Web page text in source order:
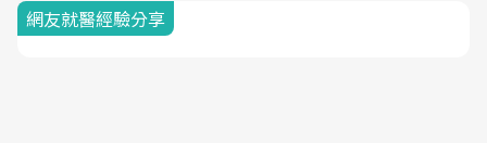
網友就醫經驗分享